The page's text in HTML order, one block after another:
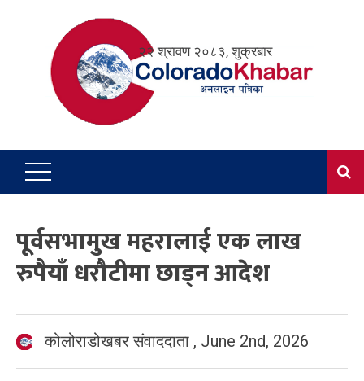
२२ श्रावण २०८३, शुक्रबार
पूर्वसभामुख महरालाई एक लाख
रुपैयाँ धरौटीमा छाड्न आदेश
कोलोराडोखबर संवाददाता , June 2nd, 2026